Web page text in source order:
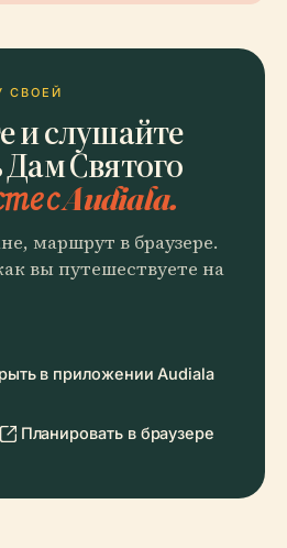
СВОЕЙ
и слушайте
Святого
с Audiala.
маршрут в браузере.
вы путешествуете на
в приложении Audiala
Планировать в браузере